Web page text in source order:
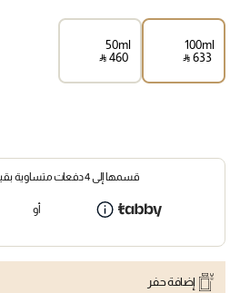
100ml
‎ ⃁ ⁦633⁩ ‎
50ml
‎ ⃁ ⁦460⁩ ‎
قسمها إلى 4 دفعات متساوية بقيمة
أو
إضافة حفر